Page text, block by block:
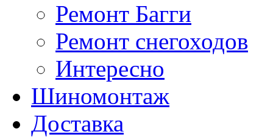
Ремонт Багги
Ремонт снегоходов
Интересно
Шиномонтаж
Доставка